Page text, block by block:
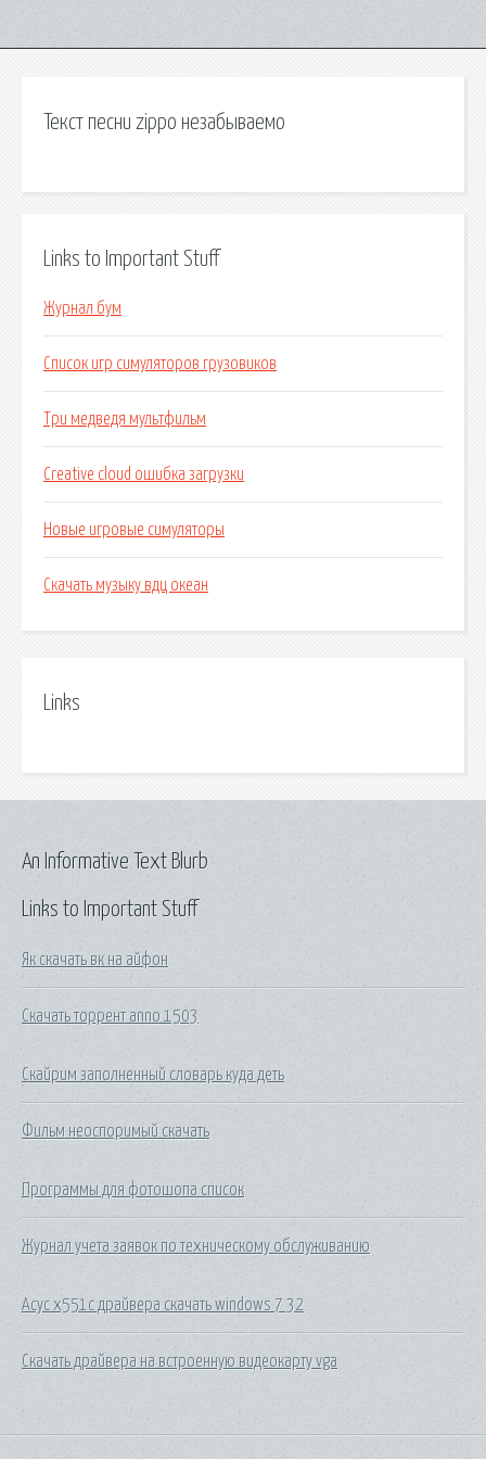
Текст песни zippo незабываемо
Links to Important Stuff
Журнал бум
Список игр симуляторов грузовиков
Три медведя мультфильм
Creative cloud ошибка загрузки
Новые игровые симуляторы
Скачать музыку вдц океан
Links
Links to Important Stuff
Як скачать вк на айфон
Скачать торрент anno 1503
Скайрим заполненный словарь куда деть
Фильм неоспоримый скачать
Программы для фотошопа список
Журнал учета заявок по техническому обслуживанию
Асус х551с драйвера скачать windows 7 32
Скачать драйвера на встроенную видеокарту vga
An Informative Text Blurb